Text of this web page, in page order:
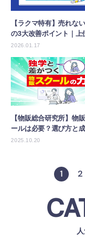
【ラクマ特有】売れな
の3大改善ポイント｜上
の攻略法も！
2026.01.17
【物販総合研究所】物
ールは必要？選び方と
結の10コース紹介
2025.10.20
1 2